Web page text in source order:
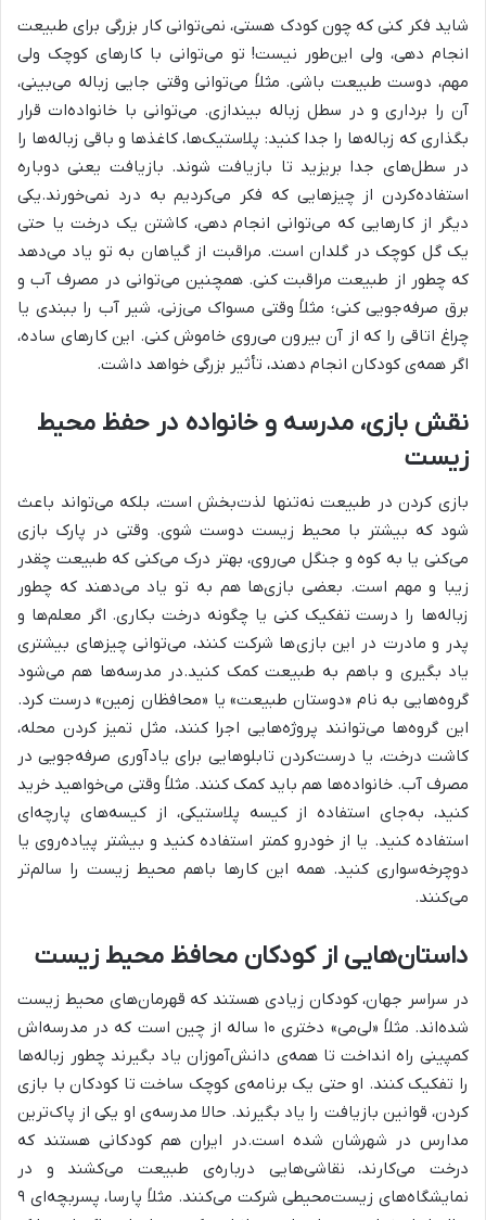
شاید فکر کنی که چون کودک هستی، نمی‌توانی کار بزرگی برای طبیعت
انجام دهی، ولی این‌طور نیست! تو می‌توانی با کارهای کوچک ولی
مهم، دوست طبیعت باشی. مثلاً می‌توانی وقتی جایی زباله می‌بینی،
آن را برداری و در سطل زباله بیندازی. می‌توانی با خانواده‌ات قرار
بگذاری که زباله‌ها را جدا کنید: پلاستیک‌ها، کاغذها و باقی زباله‌ها را
در سطل‌های جدا بریزید تا بازیافت شوند. بازیافت یعنی دوباره
استفاده‌کردن از چیزهایی که فکر می‌کردیم به درد نمی‌خورند.یکی
دیگر از کارهایی که می‌توانی انجام دهی، کاشتن یک درخت یا حتی
یک گل کوچک در گلدان است. مراقبت از گیاهان به تو یاد می‌دهد
که چطور از طبیعت مراقبت کنی. همچنین می‌توانی در مصرف آب و
برق صرفه‌جویی کنی؛ مثلاً وقتی مسواک می‌زنی، شیر آب را ببندی یا
چراغ اتاقی را که از آن بیرون می‌روی خاموش کنی. این کارهای ساده،
اگر همه‌ی کودکان انجام دهند، تأثیر بزرگی خواهد داشت.
نقش بازی، مدرسه و خانواده در حفظ محیط
زیست
بازی کردن در طبیعت نه‌تنها لذت‌بخش است، بلکه می‌تواند باعث
شود که بیشتر با محیط زیست دوست شوی. وقتی در پارک بازی
می‌کنی یا به کوه و جنگل می‌روی، بهتر درک می‌کنی که طبیعت چقدر
زیبا و مهم است. بعضی بازی‌ها هم به تو یاد می‌دهند که چطور
زباله‌ها را درست تفکیک کنی یا چگونه درخت بکاری. اگر معلم‌ها و
پدر و مادرت در این بازی‌ها شرکت کنند، می‌توانی چیزهای بیشتری
یاد بگیری و باهم به طبیعت کمک کنید.در مدرسه‌ها هم می‌شود
گروه‌هایی به نام «دوستان طبیعت» یا «محافظان زمین» درست کرد.
این گروه‌ها می‌توانند پروژه‌هایی اجرا کنند، مثل تمیز کردن محله،
کاشت درخت، یا درست‌کردن تابلوهایی برای یادآوری صرفه‌جویی در
مصرف آب. خانواده‌ها هم باید کمک کنند. مثلاً وقتی می‌خواهید خرید
کنید، به‌جای استفاده از کیسه پلاستیکی، از کیسه‌های پارچه‌ای
استفاده کنید. یا از خودرو کمتر استفاده کنید و بیشتر پیاده‌روی یا
دوچرخه‌سواری کنید. همه این کارها باهم محیط زیست را سالم‌تر
می‌کنند.
داستان‌هایی از کودکان محافظ محیط زیست
در سراسر جهان، کودکان زیادی هستند که قهرمان‌های محیط زیست
شده‌اند. مثلاً «لی‌می» دختری ۱۰ ساله از چین است که در مدرسه‌اش
کمپینی راه انداخت تا همه‌ی دانش‌آموزان یاد بگیرند چطور زباله‌ها
را تفکیک کنند. او حتی یک برنامه‌ی کوچک ساخت تا کودکان با بازی
کردن، قوانین بازیافت را یاد بگیرند. حالا مدرسه‌ی او یکی از پاک‌ترین
مدارس در شهرشان شده است.در ایران هم کودکانی هستند که
درخت می‌کارند، نقاشی‌هایی درباره‌ی طبیعت می‌کشند و در
نمایشگاه‌های زیست‌محیطی شرکت می‌کنند. مثلاً پارسا، پسربچه‌ای ۹